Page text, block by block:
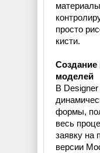
просто
кисти.
моделей
В
формы,
весь
заявку на
версии